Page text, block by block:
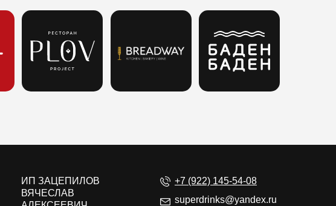
ИП ЗАЦЕПИЛОВ
ВЯЧЕСЛАВ
superdrinks@yandex.ru
+7 (922) 145-54-08